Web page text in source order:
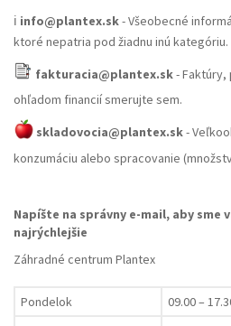
ℹ️ info@plantex.sk- Všeobecné
ktoré nepatria pod žiadnu inú kategóriu.
fakturacia@plantex.sk-
ohľadom financií smerujte sem.
skladovocia@plantex.sk-
konzumáciu alebo spracovanie
Napíšte na správny e-mail, aby sme
najrýchlejšie
Záhradné centrum Plantex
Pondelok
09.00 –